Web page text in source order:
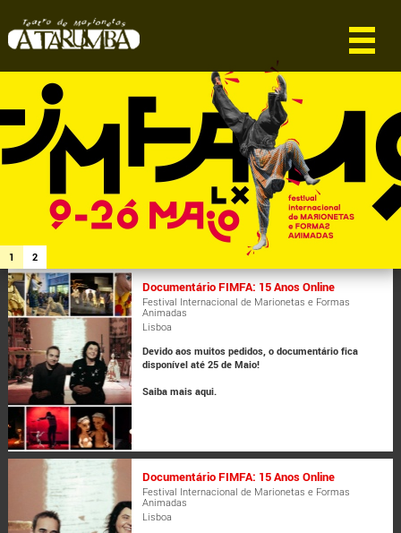
1 2
Documentário FIMFA: 15 Anos Online
Festival Internacional de Marionetas e Formas
Animadas
Lisboa
Devido aos muitos pedidos, o documentário fica
disponível até 25 de Maio!
Saiba mais aqui.
Documentário FIMFA: 15 Anos Online
Festival Internacional de Marionetas e Formas
Animadas
Lisboa